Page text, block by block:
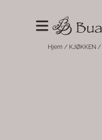
Hopp til innhold
Hjem / KJØKKEN /